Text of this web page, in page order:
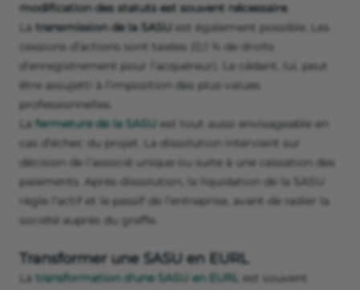
modification des statuts est souvent nécessaire.
La transmission de la SASU est également possible. Les
cessions d’actions sont taxées (0,1 % de droits
d’enregistrement pour l’acquéreur). Le cédant, lui, peut
être assujetti à l'imposition des plus-values
professionnelles.
La fermeture de la SASU est tout aussi envisageable en
cas d’échec du projet. La dissolution intervient sur
décision de l’associé unique ou suite à une cessation des
paiements. Après dissolution, la liquidation de la SASU
règle l’actif et le passif de l’entreprise, avant de radier la
société auprès du greffe.
Transformer une SASU en EURL
La transformation d'une SASU en EURL est souvent